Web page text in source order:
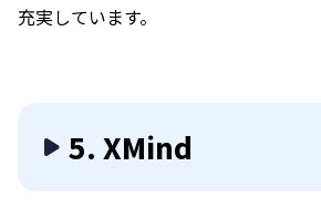
充実しています。
5. XMind